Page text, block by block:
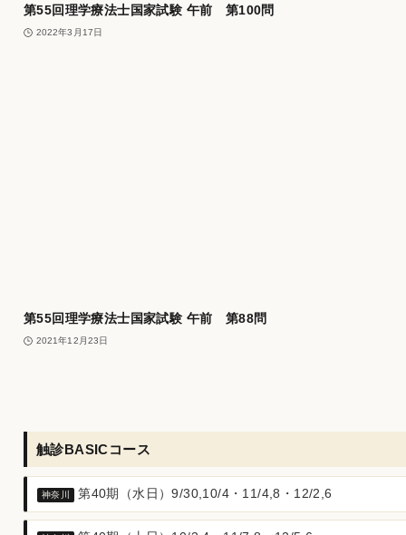
第55回理学療法士国家試験 午前 第100問
2022年3月17日
第55回理学療法士国家試験 午前 第88問
2021年12月23日
触診BASICコース
神奈川 第40期（水日）9/30,10/4・11/4,8・12/2,6